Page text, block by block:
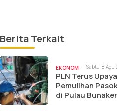
Berita Terkait
EKONOMI Sabtu, 8 Agu
PLN Terus
Pemulihan
di Pulau